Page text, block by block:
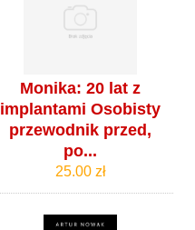
Monika: 20 lat z
implantami Osobisty
przewodnik przed,
po...
25.00 zł